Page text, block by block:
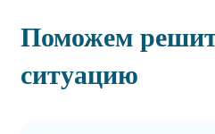
Поможем
ситуацию